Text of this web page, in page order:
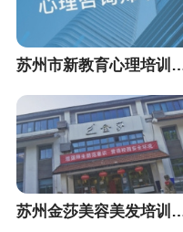
苏州市新教育心
苏州金莎美容美